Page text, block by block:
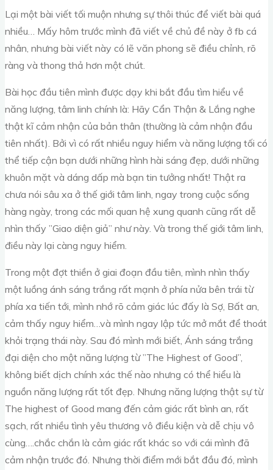
Lại một bài viết tối muộn nhưng sự thôi thúc để viết bài quá
nhiều… Mấy hôm trước mình đã viết về chủ đề này ở fb cá
nhân, nhưng bài viết này có lẽ văn phong sẽ điều chỉnh, rõ
ràng và thong thả hơn một chút.
Bài học đầu tiên mình được dạy khi bắt đầu tìm hiểu về
năng lượng, tâm linh chính là: Hãy Cẩn Thận & Lắng nghe
thật kĩ cảm nhận của bản thân (thường là cảm nhận đầu
tiên nhất). Bởi vì có rất nhiều nguy hiểm và năng lượng tối có
thể tiếp cận bạn dưới những hình hài sáng đẹp, dưới những
khuôn mặt và dáng dấp mà bạn tin tưởng nhất! Thật ra
chưa nói sâu xa ở thế giới tâm linh, ngay trong cuộc sống
hàng ngày, trong các mối quan hệ xung quanh cũng rất dễ
nhìn thấy ”Giao diện giả” như này. Và trong thế giới tâm linh,
điều này lại càng nguy hiểm.
Trong một đợt thiền ở giai đoạn đầu tiên, mình nhìn thấy
một luồng ánh sáng trắng rất mạnh ở phía nửa bên trái từ
phía xa tiến tới, mình nhớ rõ cảm giác lúc đấy là Sợ, Bất an,
cảm thấy nguy hiểm…và mình ngay lập tức mở mắt để thoát
khỏi trạng thái này. Sau đó mình mới biết, Ánh sáng trắng
đại diện cho một năng lượng từ ”The Highest of Good”,
không biết dịch chính xác thế nào nhưng có thể hiểu là
nguồn năng lượng rất tốt đẹp. Nhưng năng lượng thật sự từ
The highest of Good mang đến cảm giác rất bình an, rất
sạch, rất nhiều tình yêu thương vô điều kiện và dễ chịu vô
cùng….chắc chắn là cảm giác rất khác so với cái mình đã
cảm nhận trước đó. Nhưng thời điểm mới bắt đầu đó, mình